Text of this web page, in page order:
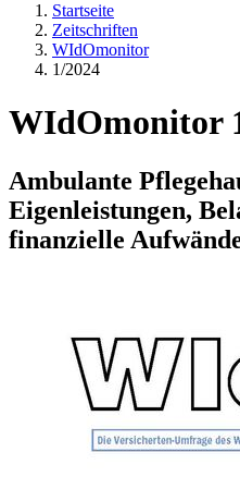
Startseite
Zeitschriften
WIdOmonitor
1/2024
WIdOmonitor
Ambulante
Eigenleistungen,
finanzielle